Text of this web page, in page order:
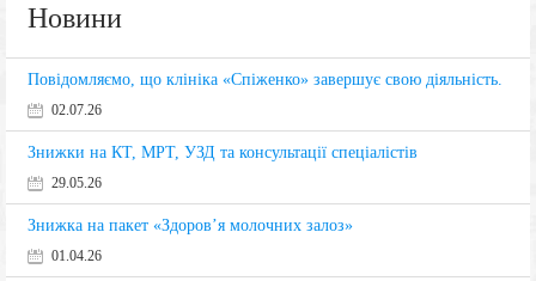
Новини
Повідомляємо, що клініка «Спіженко» завершує свою діяльність.
02.07.26
Знижки на КТ, МРТ, УЗД та консультації спеціалістів
29.05.26
Знижка на пакет «Здоров’я молочних залоз»
01.04.26